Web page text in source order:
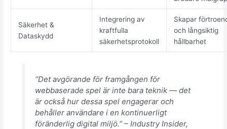
Säkerhet &
Dataskydd
Integrering av
kraftfulla
säkerhetsprotokoll
Skapar
och långsiktig
hållbarhet
“Det avgörande för framgången för
webbaserade spel är inte bara teknik — det
är också hur dessa spel engagerar och
behåller användare i en kontinuerligt
föränderlig digital miljö.” – Industry Insider,